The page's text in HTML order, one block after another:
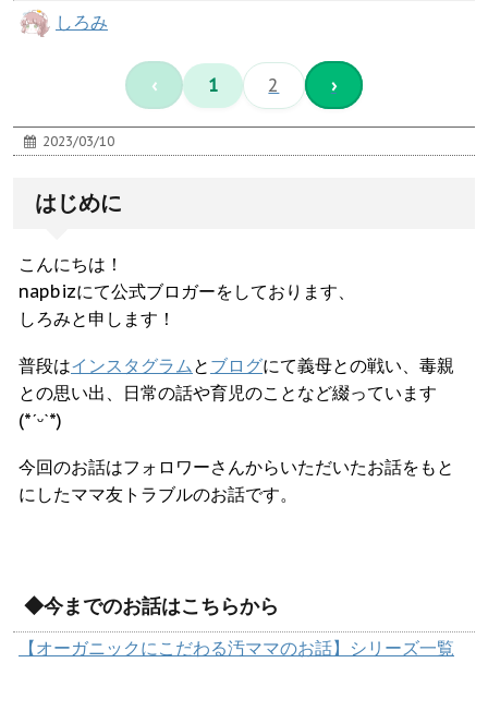
しろみ
‹ 1 2 ›
2023/03/10
はじめに
こんにちは！
napbizにて公式ブロガーをしております、
しろみと申します！
普段はインスタグラムと ブログにて義母との戦い、毒親
との思い出、日常の話や育児のことなど綴っています
(*ˊᵕˋ*)
今回のお話はフォロワーさんからいただいたお話をもと
にしたママ友トラブルのお話です。
◆今までのお話はこちらから
【オーガニックにこだわる汚ママのお話】シリーズ一覧